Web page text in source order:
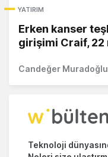
YATIRIM
Erken kanser
girişimi Craif, 22
Candeğer Muradoğlu
Teknoloji